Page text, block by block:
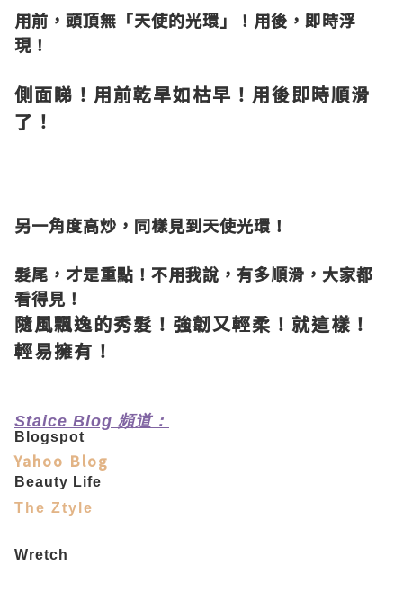
用前，頭頂無「天使的光環」！用後，即時浮
現！
側面睇！用前乾旱如枯早！用後即時順滑
了！
另一角度高炒，同樣見到天使光環！
髮尾，才是重點！不用我說，有多順滑，大家都
看得見！
隨風飄逸的秀髮！強韌又輕柔！就這樣！
輕易擁有！
Staice Blog 頻道：
Blogspot
Yahoo Blog
Beauty Life
The Ztyle
Wretch